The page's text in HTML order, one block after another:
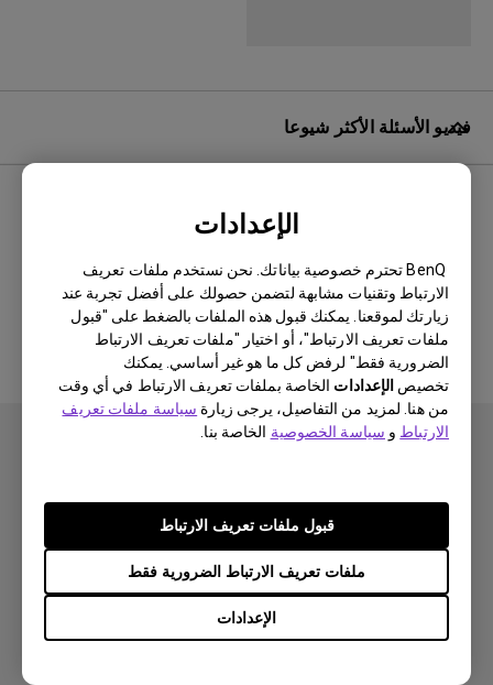
الإعدادات
BenQ تحترم خصوصية بياناتك. نحن نستخدم ملفات تعريف
الارتباط وتقنيات مشابهة لتضمن حصولك على أفضل تجربة عند
زيارتك لموقعنا. يمكنك قبول هذه الملفات بالضغط على "قبول
ملفات تعريف الارتباط"، أو اختيار "ملفات تعريف الارتباط
الضرورية فقط" لرفض كل ما هو غير أساسي. يمكنك
تخصيص الإعدادات الخاصة بملفات تعريف الارتباط في أي وقت
من هنا. لمزيد من التفاصيل، يرجى زيارة سياسة ملفات تعريف
الارتباط و سياسة الخصوصية الخاصة بنا.
الإعدادات
ملفات تعريف الارتباط الضرورية فقط
قبول ملفات تعريف الارتباط
فيديو الأسئلة الأكثر شيوعا
لا توجد مقاطع فيديو ذات صلة
حلول